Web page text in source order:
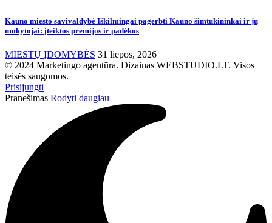
Kauno miesto savivaldybė Iškilmingai pagerbti Kauno šimtukininkai ir jų
mokytojai: įteiktos premijos ir padėkos
MIESTŲ ĮDOMYBĖS 31 liepos, 2026
© 2024 Marketingo agentūra. Dizainas WEBSTUDIO.LT. Visos
teisės saugomos.
Prisijungti
Pranešimas Rodyti daugiau